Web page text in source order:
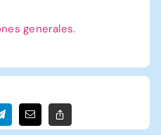
generales.